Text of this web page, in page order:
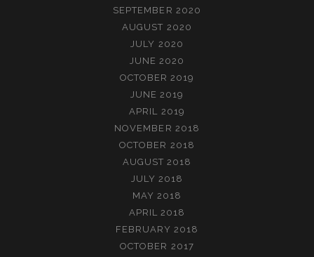
SEPTEMBER 2020
AUGUST 2020
JULY 2020
JUNE 2020
OCTOBER 2019
JUNE 2019
APRIL 2019
NOVEMBER 2018
OCTOBER 2018
AUGUST 2018
JULY 2018
MAY 2018
APRIL 2018
FEBRUARY 2018
OCTOBER 2017